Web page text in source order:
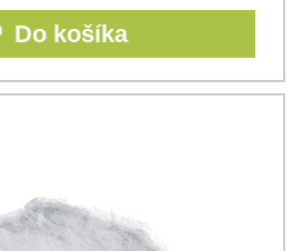
Do košíka